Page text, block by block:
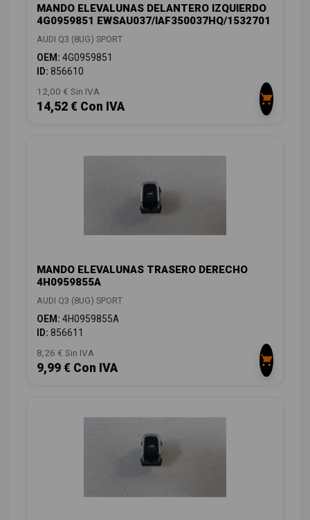
MANDO ELEVALUNAS DELANTERO IZQUIERDO
4G0959851 EWSAU037/IAF350037HQ/1532701
AUDI Q3 (8UG) SPORT
OEM: 4G0959851
ID: 856610
12,00 € Sin IVA
14,52 € Con IVA
MANDO ELEVALUNAS TRASERO DERECHO
4H0959855A
AUDI Q3 (8UG) SPORT
OEM: 4H0959855A
ID: 856611
8,26 € Sin IVA
9,99 € Con IVA